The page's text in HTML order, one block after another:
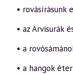
• rovásírásunk
• az Arvisurák
• a
• a hangok